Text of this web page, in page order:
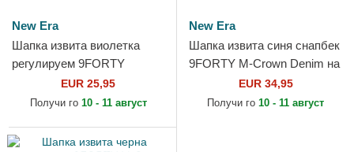
New Era
Шапка извита виолетка
регулируем 9FORTY
Wordmark на Valentino
Rossi VR46 MotoGP от New
EUR 25,95
Получи го 10 - 11 август
New Era
Шапка извита синя снапбек
9FORTY M-Crown Denim на
Valentino Rossi VR46
MotoGP от New Era
EUR 34,95
Получи го 10 - 11 август